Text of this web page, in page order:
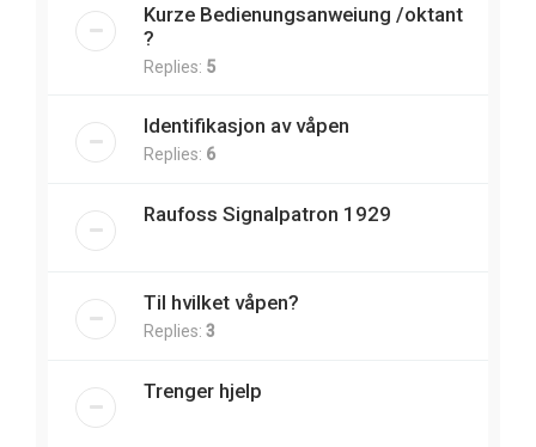
Kurze Bedienungsanweiung /oktant
?
Replies: 5
Identifikasjon av våpen
Replies: 6
Raufoss Signalpatron 1929
Til hvilket våpen?
Replies: 3
Trenger hjelp